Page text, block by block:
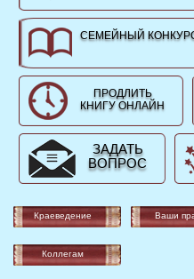
СЕМЕЙНЫЙ
ПРОДЛИТЬ
КНИГУ ОНЛАЙН
ЗАДАТЬ
ВОПРОС
Краеведение Ваши
Коллегам